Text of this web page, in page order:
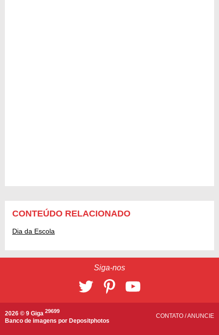
CONTEÚDO RELACIONADO
Dia da Escola
Siga-nos
2026 © 9 Giga 29699
Banco de imagens por Depositphotos
CONTATO /ANUNCIE